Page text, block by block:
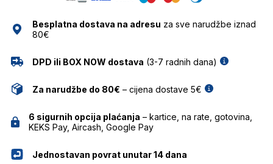
Besplatna dostava na adresu za sve narudžbe iznad
80€
DPD ili BOX NOW dostava (3-7 radnih dana)
Za narudžbe do 80€ – cijena dostave 5€
6 sigurnih opcija plaćanja – kartice, na rate, gotovina,
KEKS Pay, Aircash, Google Pay
Jednostavan povrat unutar 14 dana